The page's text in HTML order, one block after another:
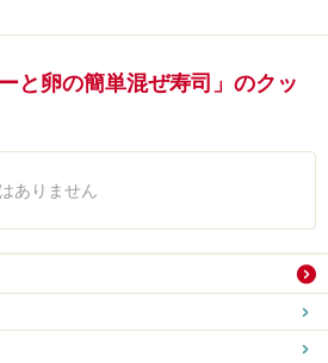
と卵の簡単混ぜ寿司」のクッ
ありません